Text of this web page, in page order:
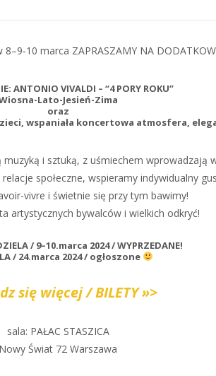
marca ZAPRASZAMY NA
ANTONIO VIVALDI – “4 PORY ROKU”
Lato-Jesień-Zima
oraz
wspaniała koncertowa atmosfera,
i sztuką, z uśmiechem
społeczne, wspieramy indywidualny
vivre i świetnie się przy tym bawimy!
artystycznych bywalców i wielkich odkryć!
/ 9–10.marca 2024 / WYPRZEDANE!
/ 24.marca 2024 / ogłoszone
się więcej / BILETY »>
sala: PAŁAC STASZICA
Nowy Świat 72 Warszawa